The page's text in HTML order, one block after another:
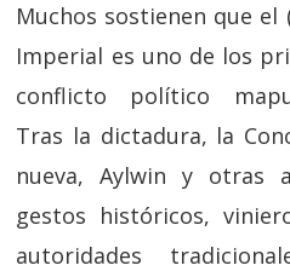
Muchos sostienen que el
Imperial es uno de los
conflicto político
Tras la dictadura, la
nueva, Aylwin y otras
gestos históricos,
autoridades